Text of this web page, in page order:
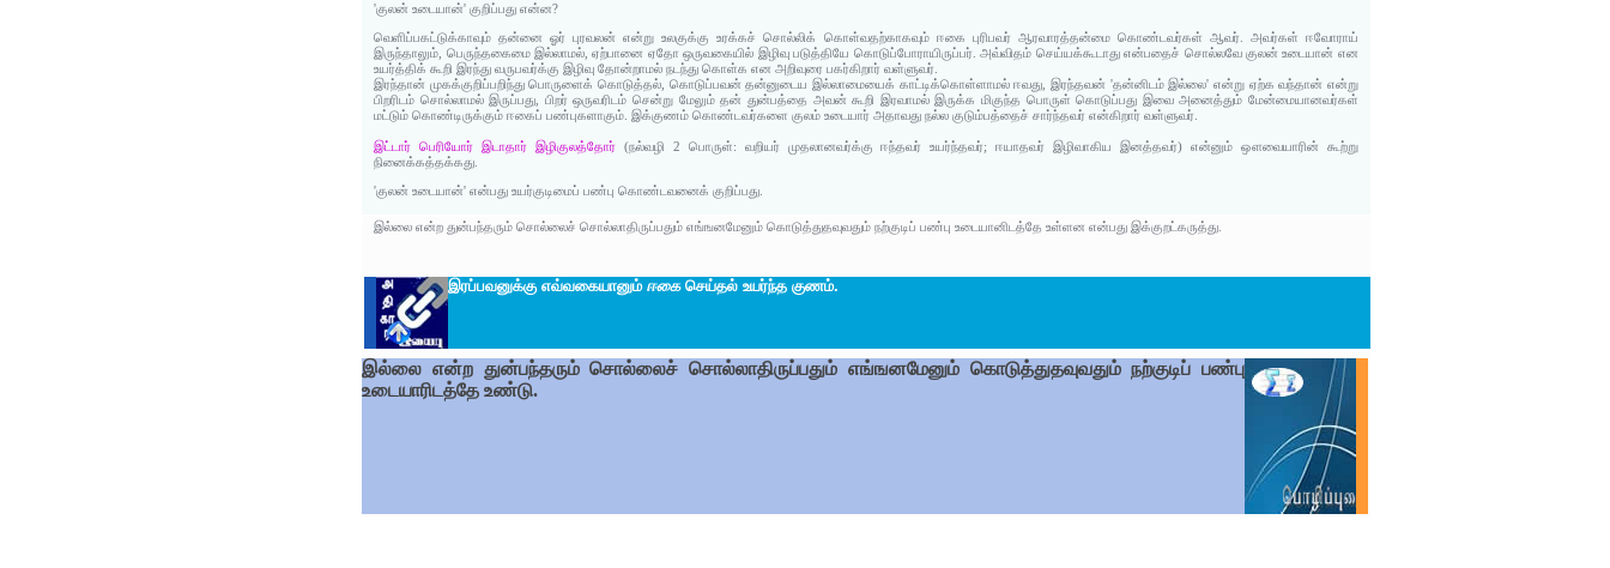
'குலன் உடையான்' குறிப்பது என்ன?
வெளிப்பகட்டுக்காவும் தன்னை ஓர் புரவலன் என்று உலகுக்கு உரக்கச் சொல்லிக் கொள்வதற்காகவும் ஈகை புரிபவர் ஆரவாரத்தன்மை கொண்டவர்கள் ஆவர். அவர்கள் ஈவோராய்
இருந்தாலும், பெருந்தகைமை இல்லாமல், ஏற்பானை ஏதோ ஒருவகையில் இழிவு படுத்தியே கொடுப்போராயிருப்பர். அவ்விதம் செய்யக்கூடாது என்பதைச் சொல்லவே குலன் உடையான் என
உயர்த்திக் கூறி இரந்து வருபவர்க்கு இழிவு தோன்றாமல் நடந்து கொள்க என அறிவுரை பகர்கிறார் வள்ளுவர்.
இரந்தான் முகக்குறிப்பறிந்து பொருளைக் கொடுத்தல், கொடுப்பவன் தன்னுடைய இல்லாமையைக் காட்டிக்கொள்ளாமல் ஈவது, இரந்தவன் 'தன்னிடம் இல்லை' என்று ஏற்க வந்தான் என்று
பிறரிடம் சொல்லாமல் இருப்பது, பிறர் ஒருவரிடம் சென்று மேலும் தன் துன்பத்தை அவன் கூறி இரவாமல் இருக்க மிகுந்த பொருள் கொடுப்பது இவை அனைத்தும் மேன்மையானவர்கள்
மட்டும் கொண்டிருக்கும் ஈகைப் பண்புகளாகும். இக்குணம் கொண்டவர்களை குலம் உடையார் அதாவது நல்ல குடும்பத்தைச் சார்ந்தவர் என்கிறார் வள்ளுவர்.
இட்டார் பெரியோர் இடாதார் இழிகுலத்தோர்(நல்வழி 2 பொருள்: வறியர் முதலானவர்க்கு ஈந்தவர் உயர்ந்தவர்; ஈயாதவர் இழிவாகிய இனத்தவர்) என்னும் ஔவையாரின் கூற்று
நினைக்கத்தக்கது.
'குலன் உடையான்' என்பது உயர்குடிமைப் பண்பு கொண்டவனைக் குறிப்பது.
இல்லை என்ற துன்பந்தரும் சொல்லைச் சொல்லாதிருப்பதும் எங்ஙனமேனும் கொடுத்துதவுவதும் நற்குடிப் பண்பு உடையானிடத்தே உள்ளன என்பது இக்குறட்கருத்து.
இரப்பவனுக்கு எவ்வகையானும் ஈகைசெய்தல் உயர்ந்த குணம்.
இல்லை என்ற துன்பந்தரும் சொல்லைச் சொல்லாதிருப்பதும் எங்ஙனமேனும் கொடுத்துதவுவதும் நற்குடிப் பண்பு
உடையாரிடத்தே உண்டு.